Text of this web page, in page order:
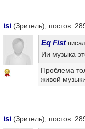
isi (Зритель), постов:
2
Eq Fist
Ии музыка
Проблема
живой
isi (Зритель), постов: